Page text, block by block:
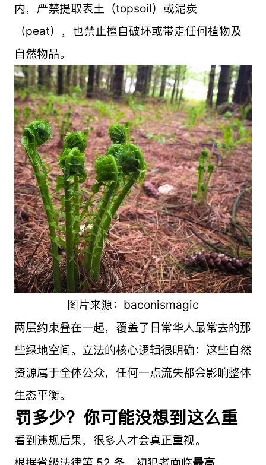
内，严禁提取表土（topsoil）或泥炭
（peat），也禁止擅自破坏或带走任何植物及
自然物品。
图片来源：baconismagic
两层约束叠在一起，覆盖了日常华人最常去的那
些绿地空间。立法的核心逻辑很明确：这些自然
资源属于全体公众，任何一点流失都会影响整体
生态平衡。
罚多少？你可能没想到这么重
看到违规后果，很多人才会真正重视。